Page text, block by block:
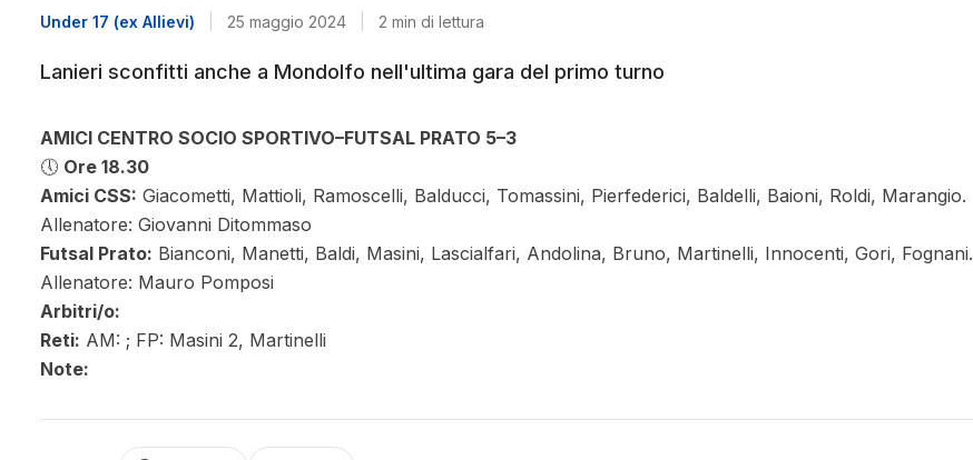
Under 17 (ex Allievi) 25 maggio 2024 2 min di lettura
Lanieri sconfitti anche a Mondolfo nell'ultima gara del primo turno
AMICI CENTRO SOCIO SPORTIVO–FUTSAL PRATO 5–3
🕔 Ore 18.30
Amici CSS: Giacometti, Mattioli, Ramoscelli, Balducci, Tomassini, Pierfederici, Baldelli, Baioni, Roldi, Marangio.
Allenatore: Giovanni Ditommaso
Futsal Prato: Bianconi, Manetti, Baldi, Masini, Lascialfari, Andolina, Bruno, Martinelli, Innocenti, Gori, Fognani.
Allenatore: Mauro Pomposi
Arbitri/o:
Reti: AM: ; FP: Masini 2, Martinelli
Note: